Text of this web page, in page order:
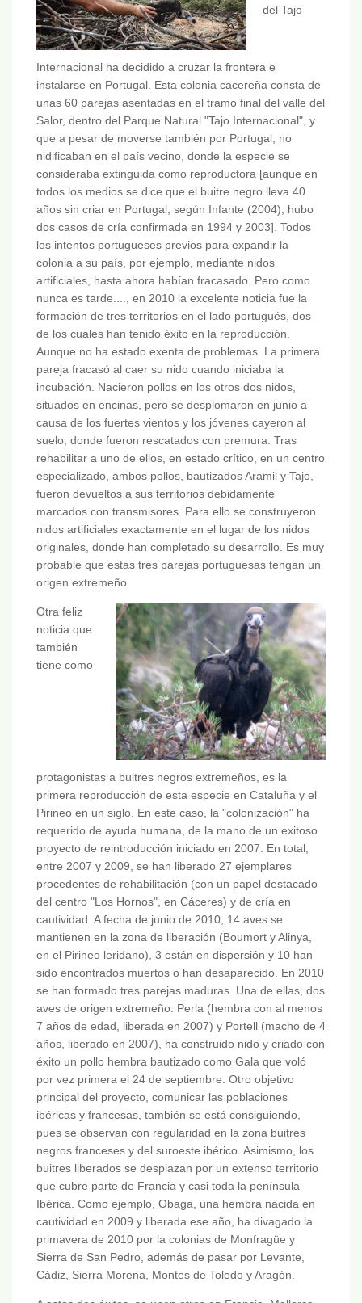
del Tajo
Internacional ha decidido a cruzar la frontera e
instalarse en Portugal. Esta colonia cacereña consta de
unas 60 parejas asentadas en el tramo final del valle del
Salor, dentro del Parque Natural "Tajo Internacional", y
que a pesar de moverse también por Portugal, no
nidificaban en el país vecino, donde la especie se
consideraba extinguida como reproductora [aunque en
todos los medios se dice que el buitre negro lleva 40
años sin criar en Portugal, según Infante (2004), hubo
dos casos de cría confirmada en 1994 y 2003]. Todos
los intentos portugueses previos para expandir la
colonia a su país, por ejemplo, mediante nidos
artificiales, hasta ahora habían fracasado. Pero como
nunca es tarde...., en 2010 la excelente noticia fue la
formación de tres territorios en el lado portugués, dos
de los cuales han tenido éxito en la reproducción.
Aunque no ha estado exenta de problemas. La primera
pareja fracasó al caer su nido cuando iniciaba la
incubación. Nacieron pollos en los otros dos nidos,
situados en encinas, pero se desplomaron en junio a
causa de los fuertes vientos y los jóvenes cayeron al
suelo, donde fueron rescatados con premura. Tras
rehabilitar a uno de ellos, en estado crítico, en un centro
especializado, ambos pollos, bautizados Aramil y Tajo,
fueron devueltos a sus territorios debidamente
marcados con transmisores. Para ello se construyeron
nidos artificiales exactamente en el lugar de los nidos
originales, donde han completado su desarrollo. Es muy
probable que estas tres parejas portuguesas tengan un
origen extremeño.
Otra feliz
noticia que
también
tiene como
protagonistas a buitres negros extremeños, es la
primera reproducción de esta especie en Cataluña y el
Pirineo en un siglo. En este caso, la "colonización" ha
requerido de ayuda humana, de la mano de un exitoso
proyecto de reintroducción iniciado en 2007. En total,
entre 2007 y 2009, se han liberado 27 ejemplares
procedentes de rehabilitación (con un papel destacado
del centro "Los Hornos", en Cáceres) y de cría en
cautividad. A fecha de junio de 2010, 14 aves se
mantienen en la zona de liberación (Boumort y Alinya,
en el Pirineo leridano), 3 están en dispersión y 10 han
sido encontrados muertos o han desaparecido. En 2010
se han formado tres parejas maduras. Una de ellas, dos
aves de origen extremeño: Perla (hembra con al menos
7 años de edad, liberada en 2007) y Portell (macho de 4
años, liberado en 2007), ha construido nido y criado con
éxito un pollo hembra bautizado como Gala que voló
por vez primera el 24 de septiembre. Otro objetivo
principal del proyecto, comunicar las poblaciones
ibéricas y francesas, también se está consiguiendo,
pues se observan con regularidad en la zona buitres
negros franceses y del suroeste ibérico. Asimismo, los
buitres liberados se desplazan por un extenso territorio
que cubre parte de Francia y casi toda la península
Ibérica. Como ejemplo, Obaga, una hembra nacida en
cautividad en 2009 y liberada ese año, ha divagado la
primavera de 2010 por la colonias de Monfragüe y
Sierra de San Pedro, además de pasar por Levante,
Cádiz, Sierra Morena, Montes de Toledo y Aragón.